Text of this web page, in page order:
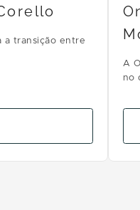
a transição entre
A
no